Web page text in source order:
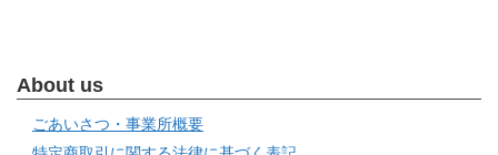
About us
ごあいさつ・事業所概要